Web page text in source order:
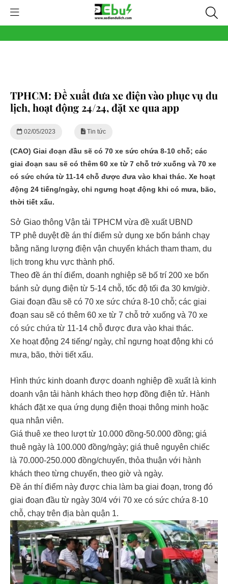
TPHCM: Đề xuất đưa xe điện vào phục vụ du
lịch, hoạt động 24/24, đặt xe qua app
02/05/2023 Tin tức
(CAO) Giai đoạn đầu sẽ có 70 xe sức chứa 8-10 chỗ; các
giai đoạn sau sẽ có thêm 60 xe từ 7 chỗ trở xuống và 70 xe
có sức chứa từ 11-14 chỗ được đưa vào khai thác. Xe hoạt
động 24 tiếng/ngày, chỉ ngưng hoạt động khi có mưa, bão,
thời tiết xấu.
Sở Giao thông Vận tải TPHCM vừa đề xuất UBND
TP phê duyệt đề án thí điểm sử dụng xe bốn bánh chạy
bằng năng lượng điện vận chuyển khách tham tham, du
lịch trong khu vực thành phố.
Theo đề án thí điểm, doanh nghiệp sẽ bố trí 200 xe bốn
bánh sử dụng điện từ 5-14 chỗ, tốc độ tối đa 30 km/giờ.
Giai đoạn đầu sẽ có 70 xe sức chứa 8-10 chỗ; các giai
đoạn sau sẽ có thêm 60 xe từ 7 chỗ trở xuống và 70 xe
có sức chứa từ 11-14 chỗ được đưa vào khai thác.
Xe hoạt động 24 tiếng/ ngày, chỉ ngưng hoạt động khi có
mưa, bão, thời tiết xấu.
Hình thức kinh doanh được doanh nghiệp đề xuất là kinh
doanh vận tải hành khách theo hợp đồng điện tử. Hành
khách đặt xe qua ứng dụng điện thoại thông minh hoặc
qua nhân viên.
Giá thuê xe theo lượt từ 10.000 đồng-50.000 đồng; giá
thuê ngày là 100.000 đồng/ngày; giá thuê nguyên chiếc
là 70.000-250.000 đồng/chuyến, thỏa thuận với hành
khách theo từng chuyến, theo giờ và ngày.
Đề án thí điểm này được chia làm ba giai đoạn, trong đó
giai đoạn đầu từ ngày 30/4 với 70 xe có sức chứa 8-10
chỗ, chạy trên địa bàn quận 1.